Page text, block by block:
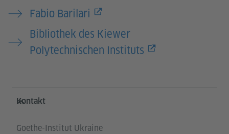
Fabio Barilari
Bibliothek des Kiewer
Polytechnischen Instituts
Service- und Informationsbereich
Kontakt
Goethe-Institut Ukraine